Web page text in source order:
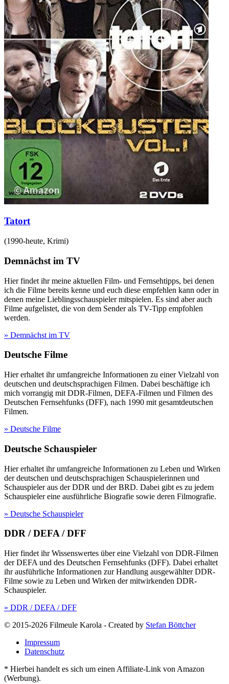
Tatort
(1990-heute, Krimi)
Demnächst im TV
Hier findet ihr meine aktuellen Film- und Fernsehtipps, bei denen
ich die Filme bereits kenne und euch diese empfehlen kann oder in
denen meine Lieblingsschauspieler mitspielen. Es sind aber auch
Filme aufgelistet, die von dem Sender als TV-Tipp empfohlen
werden.
» Demnächst im TV
Deutsche Filme
Hier erhaltet ihr umfangreiche Informationen zu einer Vielzahl von
deutschen und deutschsprachigen Filmen. Dabei beschäftige ich
mich vorrangig mit DDR-Filmen, DEFA-Filmen und Filmen des
Deutschen Fernsehfunks (DFF), nach 1990 mit gesamtdeutschen
Filmen.
» Deutsche Filme
Deutsche Schauspieler
Hier erhaltet ihr umfangreiche Informationen zu Leben und Wirken
der deutschen und deutschsprachigen Schauspielerinnen und
Schauspieler aus der DDR und der BRD. Dabei gibt es zu jedem
Schauspieler eine ausführliche Biografie sowie deren Filmografie.
» Deutsche Schauspieler
DDR / DEFA / DFF
Hier findet ihr Wissenswertes über eine Vielzahl von DDR-Filmen
der DEFA und des Deutschen Fernsehfunks (DFF). Dabei erhaltet
ihr ausführliche Informationen zur Handlung ausgewählter DDR-
Filme sowie zu Leben und Wirken der mitwirkenden DDR-
Schauspieler.
» DDR / DEFA / DFF
© 2015-2026 Filmeule Karola - Created by Stefan Böttcher
Impressum
Datenschutz
* Hierbei handelt es sich um einen Affiliate-Link von Amazon
(Werbung).